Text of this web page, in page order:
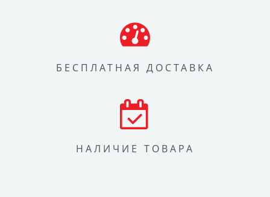
БЕСПЛАТНАЯ ДОСТАВКА
НАЛИЧИЕ ТОВАРА